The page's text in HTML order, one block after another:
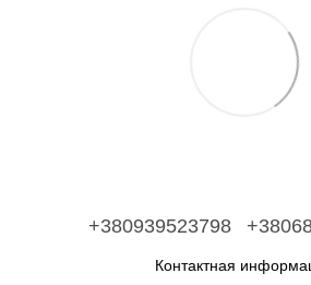
+380939523798
Контактная